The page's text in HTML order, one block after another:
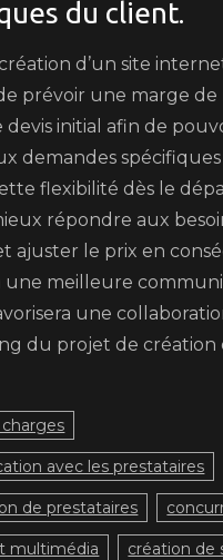
du client.
d’un site
prévoir une marge de
devis initial afin de
demandes
flexibilité dès le
répondre aux
ajuster le prix en
meilleure
une
du projet de création
avec les prestataires
de prestataires
multimédia création de